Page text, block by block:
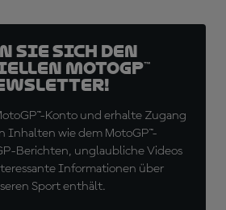
Sie sich den
MotoGP™
Konto und erhalte Zugang
Inhalten wie dem MotoGP™-
Berichten, unglaubliche Videos
Informationen über
Sport enthält.